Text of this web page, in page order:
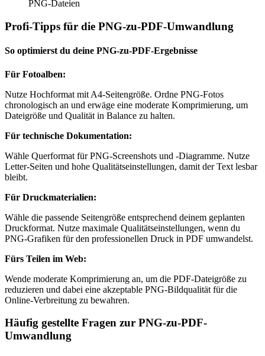
PNG-Dateien
Profi-Tipps für die PNG-zu-PDF-Umwandlung
So optimierst du deine PNG-zu-PDF-Ergebnisse
Für Fotoalben:
Nutze Hochformat mit A4-Seitengröße. Ordne PNG-Fotos
chronologisch an und erwäge eine moderate Komprimierung, um
Dateigröße und Qualität in Balance zu halten.
Für technische Dokumentation:
Wähle Querformat für PNG-Screenshots und -Diagramme. Nutze
Letter-Seiten und hohe Qualitätseinstellungen, damit der Text lesbar
bleibt.
Für Druckmaterialien:
Wähle die passende Seitengröße entsprechend deinem geplanten
Druckformat. Nutze maximale Qualitätseinstellungen, wenn du
PNG-Grafiken für den professionellen Druck in PDF umwandelst.
Fürs Teilen im Web:
Wende moderate Komprimierung an, um die PDF-Dateigröße zu
reduzieren und dabei eine akzeptable PNG-Bildqualität für die
Online-Verbreitung zu bewahren.
Häufig gestellte Fragen zur PNG-zu-PDF-
Umwandlung